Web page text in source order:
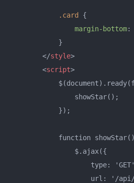
.card
{
margin-bottom:
            }
</style>
<script>
                showStar();
            });
function
                $.ajax({
type:
url: '/